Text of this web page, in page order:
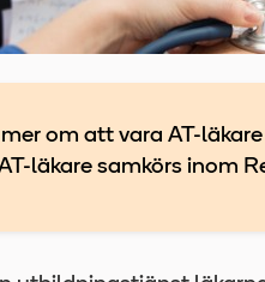
om att vara AT-
läkare samkörs inom